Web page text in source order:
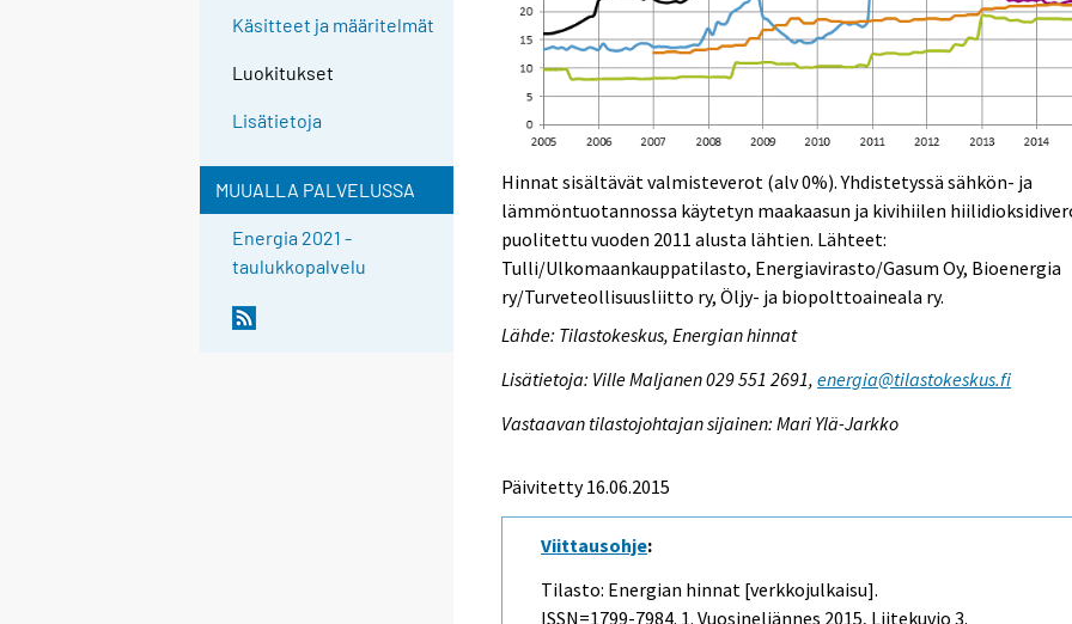
Käsitteet ja määritelmät
Luokitukset
Lisätietoja
MUUALLA PALVELUSSA
Energia 2021 -
taulukkopalvelu
Hinnat sisältävät valmisteverot (alv 0%). Yhdistetyssä sähkön- ja
lämmöntuotannossa käytetyn maakaasun ja kivihiilen
puolitettu vuoden 2011 alusta lähtien. Lähteet:
Tulli/Ulkomaankauppatilasto, Energiavirasto/Gasum Oy, Bioenergia
ry/Turveteollisuusliitto ry, Öljy- ja biopolttoaineala ry.
Lähde: Tilastokeskus, Energian hinnat
Lisätietoja: Ville Maljanen 029 551 2691,energia@tilastokeskus.fi
Vastaavan tilastojohtajan sijainen: Mari Ylä-Jarkko
Päivitetty 16.06.2015
Viittausohje:
Tilasto: Energian hinnat [verkkojulkaisu].
ISSN=1799-7984. 1. Vuosineljännes 2015, Liitekuvio 3.